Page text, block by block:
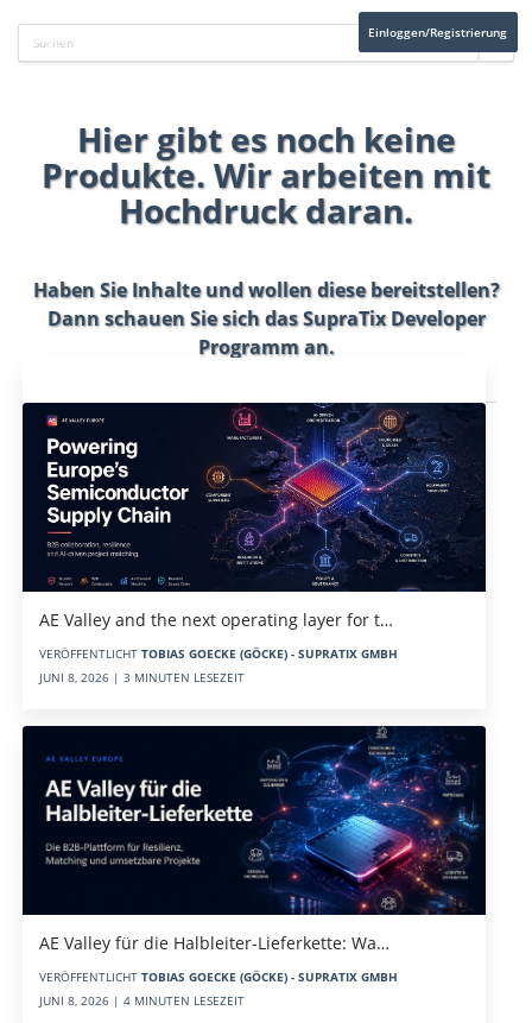
Einloggen/Registrierung
Hier gibt es noch keine
Produkte. Wir arbeiten mit
Hochdruck daran.
Haben Sie Inhalte und wollen diese bereitstellen?
Dann schauen Sie sich dasSupraTix Developer
Programman.
AE Valley and the next operating layer for t…
VERÖFFENTLICHT TOBIAS GOECKE (GÖCKE) - SUPRATIX GMBH
JUNI 8, 2026 | 3 MINUTEN LESEZEIT
AE Valley für die Halbleiter-Lieferkette: Wa…
VERÖFFENTLICHT TOBIAS GOECKE (GÖCKE) - SUPRATIX GMBH
JUNI 8, 2026 | 4 MINUTEN LESEZEIT